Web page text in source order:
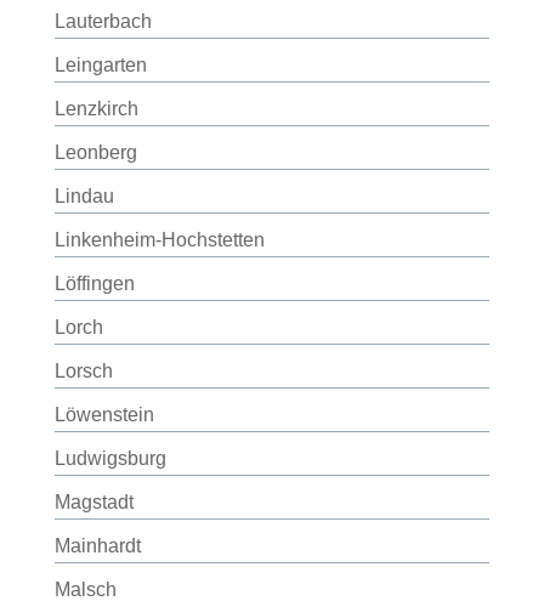
Lauterbach
Leingarten
Lenzkirch
Leonberg
Lindau
Linkenheim-Hochstetten
Löffingen
Lorch
Lorsch
Löwenstein
Ludwigsburg
Magstadt
Mainhardt
Malsch